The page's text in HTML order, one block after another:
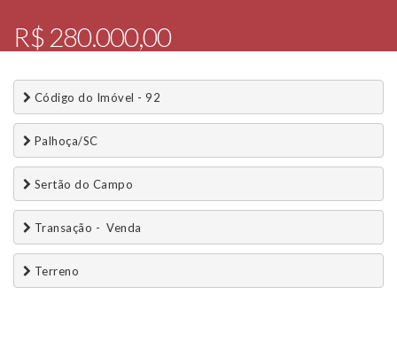
R$ 280.000,00
Código do Imóvel - 92
Palhoça/SC
Sertão do Campo
Transação -  Venda
Terreno